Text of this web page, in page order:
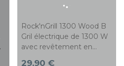
Rock'nGrill 1300 Wood B
Gril électrique de 1300 W
avec revêtement en
29,90 €